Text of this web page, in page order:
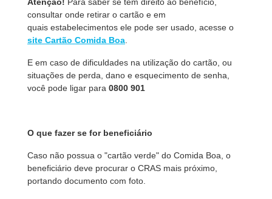
consultar onde retirar o cartão e em
quais estabelecimentos ele pode ser usado, acesse o
site Cartão Comida Boa
E em caso de dificuldades na utilização do cartão, ou
situações de perda, dano e esquecimento de senha,
você pode ligar para 0800 901
O que fazer se for beneficiário
Caso não possua o "cartão verde" do Comida Boa, o
beneficiário deve procurar o CRAS mais próximo,
portando documento com foto.